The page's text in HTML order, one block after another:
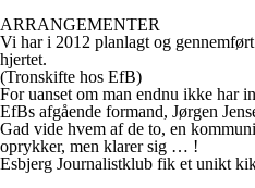
ARRANGEMENTER
Vi har i 2012 planlagt og
hjertet.
(Tronskifte hos EfB)
For uanset om man endnu ikke har
EfBs afgående formand, Jørgen
Gad vide hvem af de to, en
oprykker, men klarer sig … !
Esbjerg Journalistklub fik et unikt